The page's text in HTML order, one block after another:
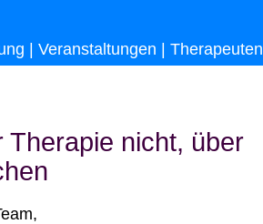
Veranstaltungen Therapeuten
Therapie nicht, über